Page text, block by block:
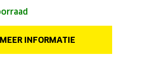
MEER INFORMATIE